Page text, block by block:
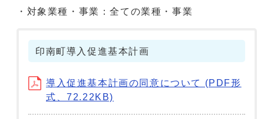
・対象業種・事業：全ての業種・事業
印南町導入促進基本計画
導入促進基本計画の同意について (PDF形
式、72.22KB)